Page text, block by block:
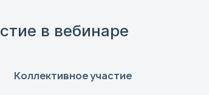
в вебинаре
Коллективное участие